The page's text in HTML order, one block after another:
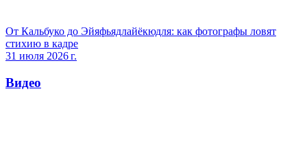
От Кальбуко до Эйяфьядлайёкюдля: как фотографы ловят
стихию в кадре
31 июля 2026 г.
Видео